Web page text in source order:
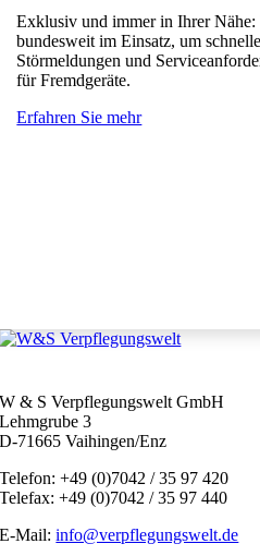
Exklusiv und immer in Ihrer
bundesweit im Einsatz, um
Störmeldungen und
für Fremdgeräte.
Erfahren Sie mehr
W & S Verpflegungswelt GmbH
Lehmgrube 3
D-71665 Vaihingen/Enz
Telefon: +49 (0)7042 / 35 97 420
Telefax: +49 (0)7042 / 35 97 440
E-Mail:info@verpflegungswelt.de